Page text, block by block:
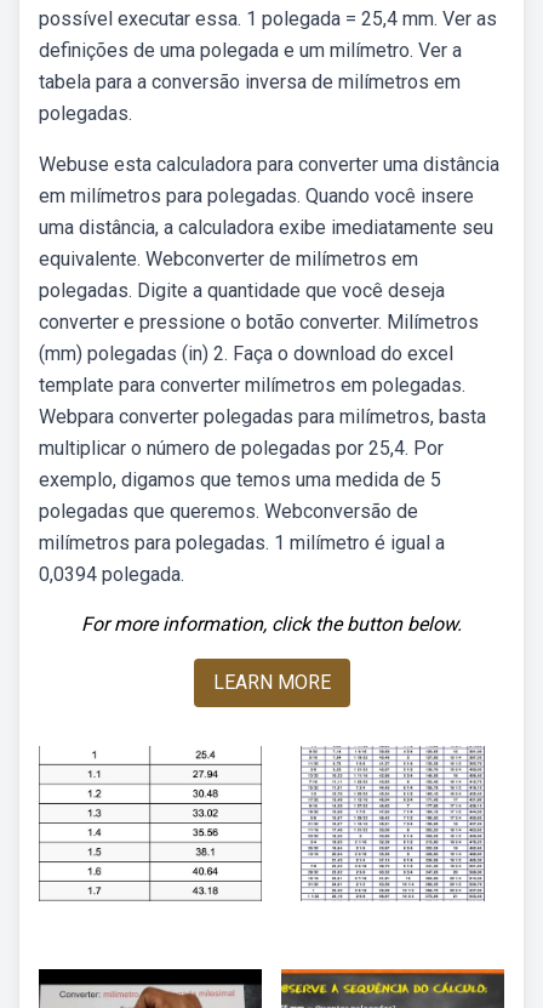
possível executar essa. 1 polegada = 25,4 mm. Ver as
definições de uma polegada e um milímetro. Ver a
tabela para a conversão inversa de milímetros em
polegadas.
Webuse esta calculadora para converter uma distância
em milímetros para polegadas. Quando você insere
uma distância, a calculadora exibe imediatamente seu
equivalente. Webconverter de milímetros em
polegadas. Digite a quantidade que você deseja
converter e pressione o botão converter. Milímetros
(mm) polegadas (in) 2. Faça o download do excel
template para converter milímetros em polegadas.
Webpara converter polegadas para milímetros, basta
multiplicar o número de polegadas por 25,4. Por
exemplo, digamos que temos uma medida de 5
polegadas que queremos. Webconversão de
milímetros para polegadas. 1 milímetro é igual a
0,0394 polegada.
For more information, click the button below.
LEARN MORE